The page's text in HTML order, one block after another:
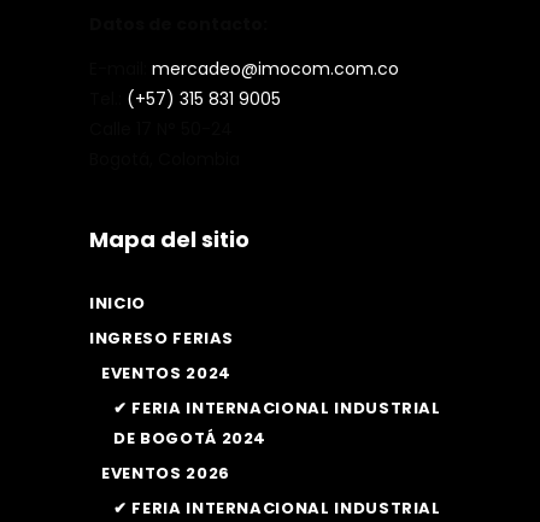
mercadeo@imocom.com.co
(+57) 315 831 9005
Mapa del sitio
INICIO
INGRESO FERIAS
EVENTOS 2024
✔ FERIA INTERNACIONAL INDUSTRIAL
DE BOGOTÁ 2024
EVENTOS 2026
✔ FERIA INTERNACIONAL INDUSTRIAL